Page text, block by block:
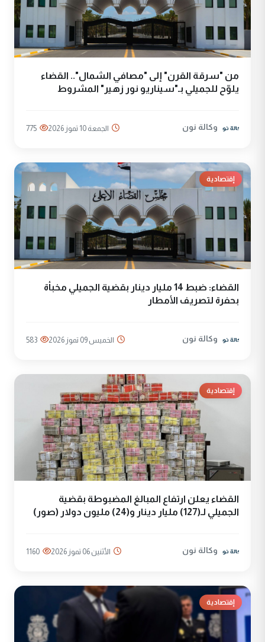
من "سرقة القرن" إلى "مصافي الشمال".. القضاء
يلوّح للجميلي بـ"سيناريو نور زهير" المشروط
وكالة نون الجمعة 10 تموز 2026 775
إقتصادية
القضاء: ضبط 14 مليار دينار بقضية الجميلي مخبأة
بحفرة لتصريف الأمطار
وكالة نون الخميس 09 تموز 2026 583
إقتصادية
القضاء يعلن ارتفاع المبالغ المضبوطة بقضية
الجميلي لـ(127) مليار دينار و(24) مليون دولار (صور)
وكالة نون الأثنين 06 تموز 2026 1160
إقتصادية